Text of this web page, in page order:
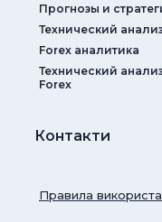
Прогнозы и
Технический
Forex аналитика
Технический
Forex
Контакти
Правила